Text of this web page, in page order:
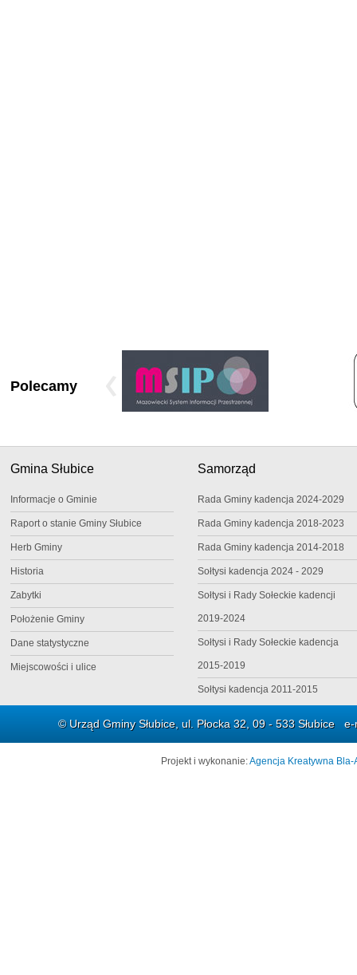
Polecamy
Gmina Słubice
Informacje o Gminie
Raport o stanie Gminy Słubice
Herb Gminy
Historia
Zabytki
Położenie Gminy
Dane statystyczne
Miejscowości i ulice
Samorząd
Rada Gminy kadencja 2024-2029
Rada Gminy kadencja 2018-2023
Rada Gminy kadencja 2014-2018
Sołtysi kadencja 2024 - 2029
Sołtysi i Rady Sołeckie kadencji
2019-2024
Sołtysi i Rady Sołeckie kadencja
2015-2019
Sołtysi kadencja 2011-2015
© Urząd Gminy Słubice, ul. Płocka 32, 09 - 533 Słubice
Projekt i wykonanie:Agencja Kreatywna Bla-